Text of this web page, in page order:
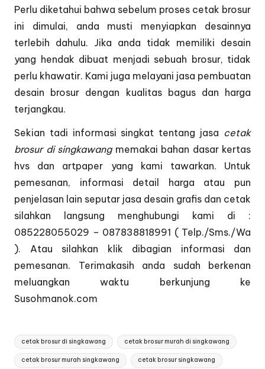
Perlu diketahui bahwa sebelum proses cetak brosur
ini dimulai, anda musti menyiapkan desainnya
terlebih dahulu. Jika anda tidak memiliki desain
yang hendak dibuat menjadi sebuah brosur, tidak
perlu khawatir. Kami juga melayani jasa pembuatan
desain brosur dengan kualitas bagus dan harga
terjangkau.
Sekian tadi informasi singkat tentang jasa cetak
brosur di singkawangmemakai bahan dasar kertas
hvs dan artpaper yang kami tawarkan. Untuk
pemesanan, informasi detail harga atau pun
penjelasan lain seputar jasa desain grafis dan cetak
silahkan langsung menghubungi kami di :
085228055029 – 087838818991 ( Telp./Sms./Wa
). Atau silahkan klik dibagian informasi dan
pemesanan. Terimakasih anda sudah berkenan
meluangkan waktu berkunjung ke
Susohmanok.com
Tags:
cetak brosur di singkawang cetak brosur murah di singkawang
cetak brosur murah singkawang cetak brosur singkawang